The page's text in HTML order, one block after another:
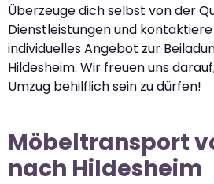
Überzeuge dich selbst von der
Dienstleistungen und
individuelles Angebot zur
Hildesheim. Wir freuen uns
Umzug behilflich sein zu dürfen!
Möbeltransport
nach Hildesheim